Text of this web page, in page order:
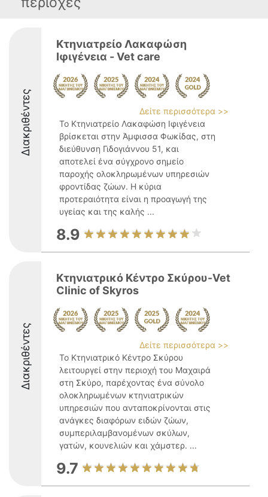
Διακριθέντες
Κτηνιατρείο Λακαφώση
Ιφιγένεια - Vet care
Δείτε περισσότερα >>
Το Κτηνιατρείο Λακαφώση Ιφιγένεια
βρίσκεται στην Άμφισσα Φωκίδας, στη
διεύθυνση Γιδογιάννου 51, και
αποτελεί ένα σύγχρονο σημείο
παροχής ολοκληρωμένων υπηρεσιών
φροντίδας ζώων. Η κύρια
προτεραιότητα είναι η προαγωγή της
υγείας και της καλής ...
8.9
Διακριθέντες
Κτηνιατρικό Κέντρο Σκύρου-Vet
Clinic of Skyros
Δείτε περισσότερα >>
Το Κτηνιατρικό Κέντρο Σκύρου
λειτουργεί στην περιοχή του Μαχαιρά
στη Σκύρο, παρέχοντας ένα σύνολο
ολοκληρωμένων κτηνιατρικών
υπηρεσιών που ανταποκρίνονται στις
ανάγκες διαφόρων ειδών ζώων,
συμπεριλαμβανομένων σκύλων,
γατών, κουνελιών και χάμστερ. ...
9.7